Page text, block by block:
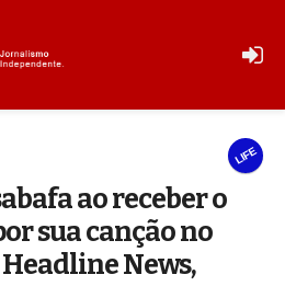
LIFE
ao receber o
sua canção no
Headline News,